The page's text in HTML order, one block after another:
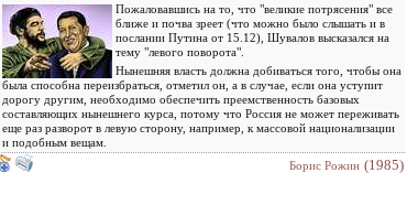
Пожаловавшись на то, что "великие потрясения" все
ближе и почва зреет (что можно было слышать и в
послании Путина от 15.12), Шувалов высказался на
тему "левого поворота".
Нынешняя власть должна добиваться того, чтобы она
была способна переизбраться, отметил он, а в случае, если она уступит
дорогу другим, необходимо обеспечить преемственность базовых
составляющих нынешнего курса, потому что Россия не может переживать
еще раз разворот в левую сторону, например, к массовой национализации
и подобным вещам.
Борис Рожин (1985)